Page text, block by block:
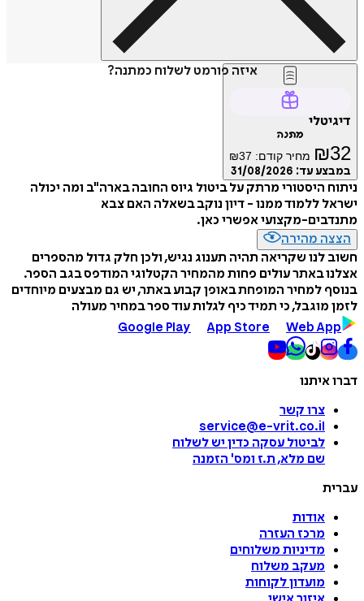
איזה פורמט לשלוח כמתנה?
דיגיטלי
מתנה
₪32 מחיר קודם: ₪37
במבצע עד: 31/08/2026
ניתוח היסטורי מרתק על ביטול גיוס החובה בארה"ב ומה יכולה
ישראל ללמוד ממנו - דיון נוקב בשאלה האם צבא
מתנדבים-מקצועי אפשרי כאן.
הצצה מהירה
חשוב לנו שקריאה תהיה תענוג נגיש, ולכן חלק גדול מהספרים
אצלנו באתר עולים פחות מהמחיר הקטלוגי המודפס בגב הספר.
בנוסף למחיר המופחת באופן קבוע באתר, יש גם מבצעים מיוחדים
לזמן מוגבל, כי תמיד כיף לגלות עוד ספר במחיר מעולה
Google Play
App Store Web App
דברו איתנו
צרו קשר
service@e-vrit.co.il
לביטול עסקה כדין יש לשלוח
שם מלא, ת.ז ומס' הזמנה
עברית
אודות
מרכז העזרה
מדיניות משלוחים
מעקב משלוח
מועדון לקוחות